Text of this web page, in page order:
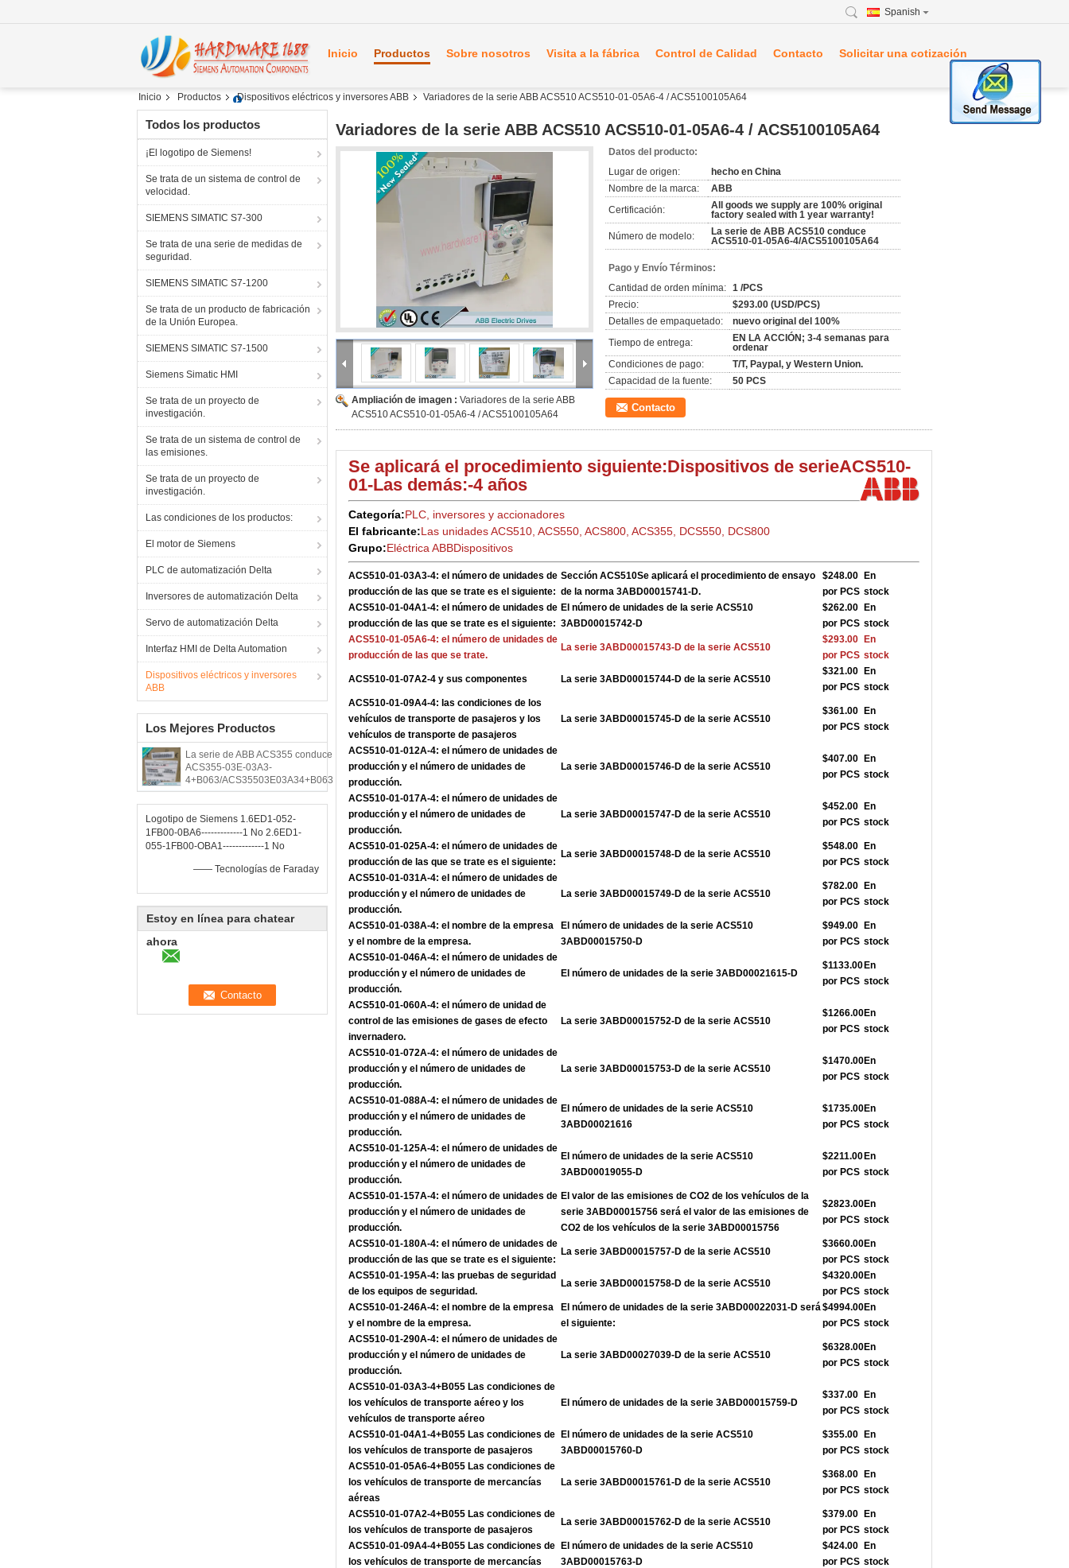
Spanish
Inicio Productos Sobre nosotros Visita a la fábrica Control de Calidad Contacto Solicitar una cotización
Inicio Productos Dispositivos eléctricos y inversores ABB Variadores de la serie ABB ACS510 ACS510-01-05A6-4 / ACS5100105A64
Todos los productos
¡El logotipo de Siemens!
Se trata de un sistema de control de
velocidad.
SIEMENS SIMATIC S7-300
Se trata de una serie de medidas de
seguridad.
SIEMENS SIMATIC S7-1200
Se trata de un producto de fabricación
de la Unión Europea.
SIEMENS SIMATIC S7-1500
Siemens Simatic HMI
Se trata de un proyecto de
investigación.
Se trata de un sistema de control de
las emisiones.
Se trata de un proyecto de
investigación.
Las condiciones de los productos:
El motor de Siemens
PLC de automatización Delta
Inversores de automatización Delta
Servo de automatización Delta
Interfaz HMI de Delta Automation
Dispositivos eléctricos y inversores
ABB
Los Mejores Productos
La serie de ABB ACS355 conduce
ACS355-03E-03A3-
4+B063/ACS35503E03A34+B063
Logotipo de Siemens 1.6ED1-052-
1FB00-0BA6-------------1 No 2.6ED1-
055-1FB00-OBA1-------------1 No
—— Tecnologías de Faraday
Estoy en línea para chatear
ahora
Variadores de la serie ABB ACS510 ACS510-01-05A6-4 / ACS5100105A64
Ampliación de imagen : Variadores de la serie ABB
ACS510 ACS510-01-05A6-4 / ACS5100105A64
Datos del producto:
Lugar de origen:
hecho en China
Nombre de la marca:
ABB
Certificación:
All goods we supply are 100% original
factory sealed with 1 year warranty!
Número de modelo:
La serie de ABB ACS510 conduce
ACS510-01-05A6-4/ACS5100105A64
Pago y Envío Términos:
Cantidad de orden mínima: 1 /PCS
Precio:
$293.00 (USD/PCS)
Detalles de empaquetado:
nuevo original del 100%
Tiempo de entrega:
EN LA ACCIÓN; 3-4 semanas para
ordenar
Condiciones de pago:
T/T, Paypal, y Western Union.
Capacidad de la fuente:
50 PCS
Contacto
Se aplicará el procedimiento siguiente:Dispositivos de serieACS510-
01-Las demás:-4 años
Categoría:PLC, inversores y accionadores
El fabricante:Las unidades ACS510, ACS550, ACS800, ACS355, DCS550, DCS800
Grupo:Eléctrica ABBDispositivos
ACS510-01-03A3-4: el número de unidades de
producción de las que se trate es el siguiente:
Sección ACS510Se aplicará el procedimiento de ensayo
de la norma 3ABD00015741-D.
$248.00
por PCS
En
stock
ACS510-01-04A1-4: el número de unidades de
producción de las que se trate es el siguiente:
El número de unidades de la serie ACS510
3ABD00015742-D
$262.00
por PCS
En
stock
ACS510-01-05A6-4: el número de unidades de
producción de las que se trate.
La serie 3ABD00015743-D de la serie ACS510
$293.00
por PCS
En
stock
ACS510-01-07A2-4 y sus componentes La serie 3ABD00015744-D de la serie ACS510
$321.00
por PCS
En
stock
ACS510-01-09A4-4: las condiciones de los
vehículos de transporte de pasajeros y los
vehículos de transporte de pasajeros
La serie 3ABD00015745-D de la serie ACS510
$361.00
por PCS
En
stock
ACS510-01-012A-4: el número de unidades de
producción y el número de unidades de
producción.
La serie 3ABD00015746-D de la serie ACS510
$407.00
por PCS
En
stock
ACS510-01-017A-4: el número de unidades de
producción y el número de unidades de
producción.
La serie 3ABD00015747-D de la serie ACS510
$452.00
por PCS
En
stock
ACS510-01-025A-4: el número de unidades de
producción de las que se trate es el siguiente:
La serie 3ABD00015748-D de la serie ACS510
$548.00
por PCS
En
stock
ACS510-01-031A-4: el número de unidades de
producción y el número de unidades de
producción.
La serie 3ABD00015749-D de la serie ACS510
$782.00
por PCS
En
stock
ACS510-01-038A-4: el nombre de la empresa
y el nombre de la empresa.
El número de unidades de la serie ACS510
3ABD00015750-D
$949.00
por PCS
En
stock
ACS510-01-046A-4: el número de unidades de
producción y el número de unidades de
producción.
El número de unidades de la serie 3ABD00021615-D
$1133.00
por PCS
En
stock
ACS510-01-060A-4: el número de unidad de
control de las emisiones de gases de efecto
invernadero.
La serie 3ABD00015752-D de la serie ACS510
$1266.00
por PCS
En
stock
ACS510-01-072A-4: el número de unidades de
producción y el número de unidades de
producción.
La serie 3ABD00015753-D de la serie ACS510
$1470.00
por PCS
En
stock
ACS510-01-088A-4: el número de unidades de
producción y el número de unidades de
producción.
El número de unidades de la serie ACS510
3ABD00021616
$1735.00
por PCS
En
stock
ACS510-01-125A-4: el número de unidades de
producción y el número de unidades de
producción.
El número de unidades de la serie ACS510
3ABD00019055-D
$2211.00
por PCS
En
stock
ACS510-01-157A-4: el número de unidades de
producción y el número de unidades de
producción.
El valor de las emisiones de CO2 de los vehículos de la
serie 3ABD00015756 será el valor de las emisiones de
CO2 de los vehículos de la serie 3ABD00015756
$2823.00
por PCS
En
stock
ACS510-01-180A-4: el número de unidades de
producción de las que se trate es el siguiente:
La serie 3ABD00015757-D de la serie ACS510
$3660.00
por PCS
En
stock
ACS510-01-195A-4: las pruebas de seguridad
de los equipos de seguridad.
La serie 3ABD00015758-D de la serie ACS510
$4320.00
por PCS
En
stock
ACS510-01-246A-4: el nombre de la empresa
y el nombre de la empresa.
El número de unidades de la serie 3ABD00022031-D será
el siguiente:
$4994.00
por PCS
En
stock
ACS510-01-290A-4: el número de unidades de
producción y el número de unidades de
producción.
La serie 3ABD00027039-D de la serie ACS510
$6328.00
por PCS
En
stock
ACS510-01-03A3-4+B055 Las condiciones de
los vehículos de transporte aéreo y los
vehículos de transporte aéreo
El número de unidades de la serie 3ABD00015759-D
$337.00
por PCS
En
stock
ACS510-01-04A1-4+B055 Las condiciones de
los vehículos de transporte de pasajeros
El número de unidades de la serie ACS510
3ABD00015760-D
$355.00
por PCS
En
stock
ACS510-01-05A6-4+B055 Las condiciones de
los vehículos de transporte de mercancías
aéreas
La serie 3ABD00015761-D de la serie ACS510
$368.00
por PCS
En
stock
ACS510-01-07A2-4+B055 Las condiciones de
los vehículos de transporte de pasajeros
La serie 3ABD00015762-D de la serie ACS510
$379.00
por PCS
En
stock
ACS510-01-09A4-4+B055 Las condiciones de
los vehículos de transporte de mercancías
El número de unidades de la serie ACS510
3ABD00015763-D
$424.00
por PCS
En
stock